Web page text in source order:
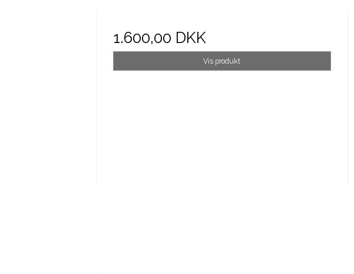
1.600,00 DKK
Vis produkt